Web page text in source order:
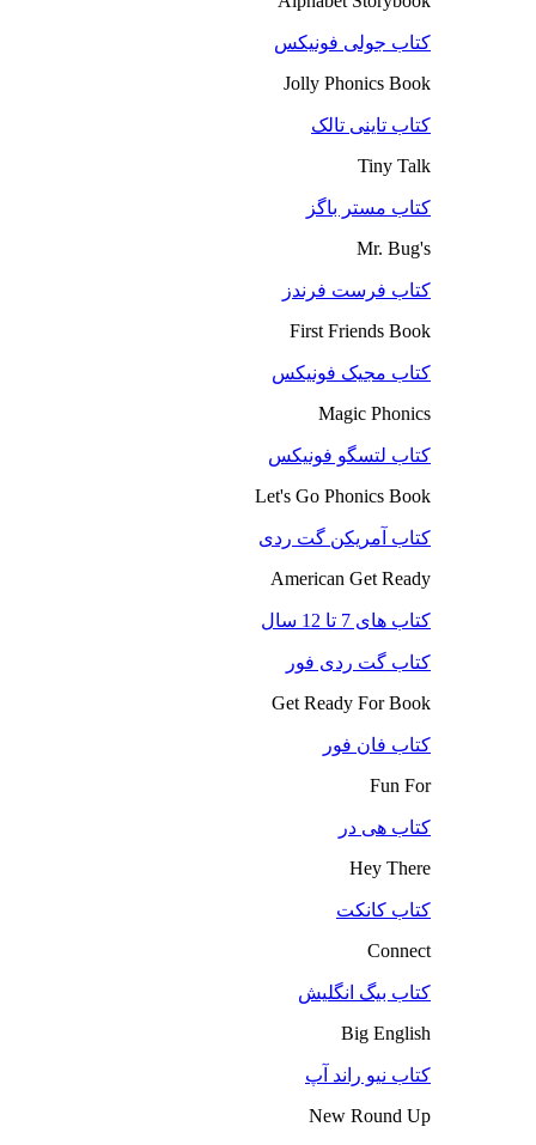
کتاب جولی فونیکس
Jolly Phonics Book
کتاب تاینی تالک
Tiny Talk
کتاب مستر باگز
Mr. Bug's
کتاب فرست فرندز
First Friends Book
کتاب مجیک فونیکس
Magic Phonics
کتاب لتسگو فونیکس
Let's Go Phonics Book
کتاب آمریکن گت ردی
American Get Ready
کتاب های 7 تا 12 سال
کتاب گت ردی فور
Get Ready For Book
کتاب فان فور
Fun For
کتاب هی در
Hey There
کتاب کانکت
Connect
کتاب بیگ انگلیش
Big English
کتاب نیو راند آپ
New Round Up